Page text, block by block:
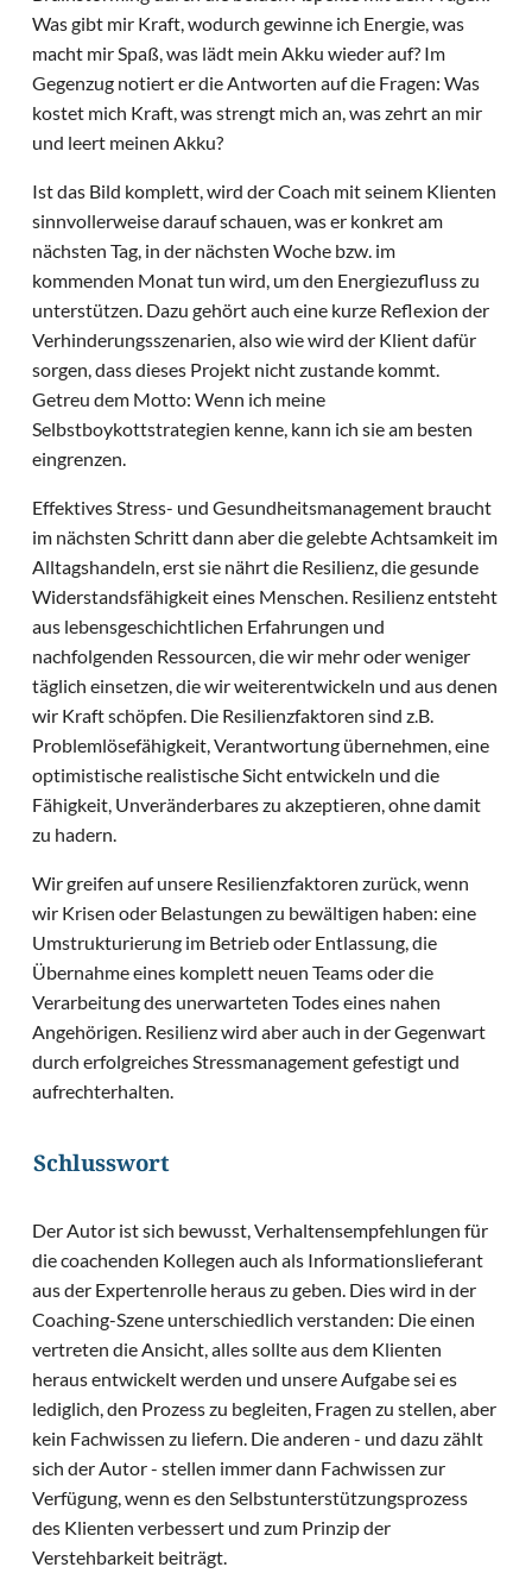
Was gibt mir Kraft, wodurch gewinne ich Energie, was
macht mir Spaß, was lädt mein Akku wieder auf? Im
Gegenzug notiert er die Antworten auf die Fragen: Was
kostet mich Kraft, was strengt mich an, was zehrt an mir
und leert meinen Akku?
Ist das Bild komplett, wird der Coach mit seinem Klienten
sinnvollerweise darauf schauen, was er konkret am
nächsten Tag, in der nächsten Woche bzw. im
kommenden Monat tun wird, um den Energiezufluss zu
unterstützen. Dazu gehört auch eine kurze Reflexion der
Verhinderungsszenarien, also wie wird der Klient dafür
sorgen, dass dieses Projekt nicht zustande kommt.
Getreu dem Motto: Wenn ich meine
Selbstboykottstrategien kenne, kann ich sie am besten
eingrenzen.
Effektives Stress- und Gesundheitsmanagement braucht
im nächsten Schritt dann aber die gelebte Achtsamkeit im
Alltagshandeln, erst sie nährt die Resilienz, die gesunde
Widerstandsfähigkeit eines Menschen. Resilienz entsteht
aus lebensgeschichtlichen Erfahrungen und
nachfolgenden Ressourcen, die wir mehr oder weniger
täglich einsetzen, die wir weiterentwickeln und aus denen
wir Kraft schöpfen. Die Resilienzfaktoren sind z.B.
Problemlösefähigkeit, Verantwortung übernehmen, eine
optimistische realistische Sicht entwickeln und die
Fähigkeit, Unveränderbares zu akzeptieren, ohne damit
zu hadern.
Wir greifen auf unsere Resilienzfaktoren zurück, wenn
wir Krisen oder Belastungen zu bewältigen haben: eine
Umstrukturierung im Betrieb oder Entlassung, die
Übernahme eines komplett neuen Teams oder die
Verarbeitung des unerwarteten Todes eines nahen
Angehörigen. Resilienz wird aber auch in der Gegenwart
durch erfolgreiches Stressmanagement gefestigt und
aufrechterhalten.
Schlusswort
Der Autor ist sich bewusst, Verhaltensempfehlungen für
die coachenden Kollegen auch als Informationslieferant
aus der Expertenrolle heraus zu geben. Dies wird in der
Coaching-Szene unterschiedlich verstanden: Die einen
vertreten die Ansicht, alles sollte aus dem Klienten
heraus entwickelt werden und unsere Aufgabe sei es
lediglich, den Prozess zu begleiten, Fragen zu stellen, aber
kein Fachwissen zu liefern. Die anderen - und dazu zählt
sich der Autor - stellen immer dann Fachwissen zur
Verfügung, wenn es den Selbstunterstützungsprozess
des Klienten verbessert und zum Prinzip der
Verstehbarkeit beiträgt.